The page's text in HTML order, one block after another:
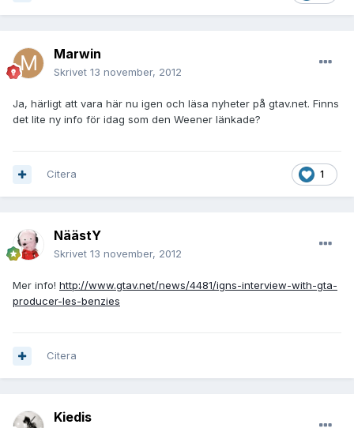
Marwin
Skrivet 13 november, 2012
Ja, härligt att vara här nu igen och läsa nyheter på gtav.net. Finns
det lite ny info för idag som den Weener länkade?
1
Citera
NäästY
Skrivet 13 november, 2012
Mer info! http://www.gtav.net/news/4481/igns-interview-with-gta-
producer-les-benzies
Citera
Kiedis